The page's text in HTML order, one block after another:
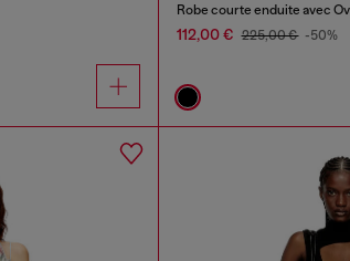
Robe courte enduite avec
112,00 € 225,00 € -50%